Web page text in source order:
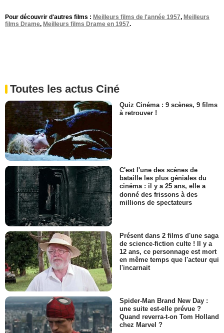
Pour découvrir d'autres films : Meilleurs films de l'année 1957, Meilleurs
films Drame, Meilleurs films Drame en 1957.
Toutes les actus Ciné
Quiz Cinéma : 9 scènes, 9 films
à retrouver !
C'est l'une des scènes de
bataille les plus géniales du
cinéma : il y a 25 ans, elle a
donné des frissons à des
millions de spectateurs
Présent dans 2 films d'une saga
de science-fiction culte ! Il y a
12 ans, ce personnage est mort
en même temps que l'acteur qui
l'incarnait
Spider-Man Brand New Day :
une suite est-elle prévue ?
Quand reverra-t-on Tom Holland
chez Marvel ?